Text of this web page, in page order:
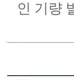
인 기량